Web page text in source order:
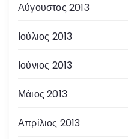
Αύγουστος 2013
Ιούλιος 2013
Ιούνιος 2013
Μάιος 2013
Απρίλιος 2013